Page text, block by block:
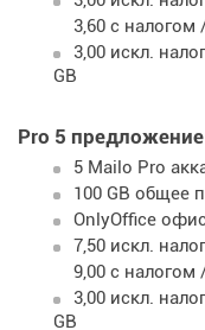
3,60 с налогом
3,00 искл.
GB
Pro 5 предложение
5 Mailo Pro
100 GB общее
OnlyOffice
7,50 искл.
9,00 с налогом
3,00 искл.
GB